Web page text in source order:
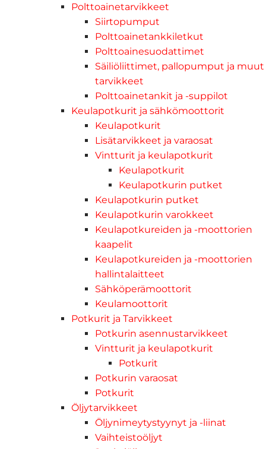
Polttoainetarvikkeet
Siirtopumput
Polttoainetankkiletkut
Polttoainesuodattimet
Säiliöliittimet, pallopumput ja muut
tarvikkeet
Polttoainetankit ja -suppilot
Keulapotkurit ja sähkömoottorit
Keulapotkurit
Lisätarvikkeet ja varaosat
Vintturit ja keulapotkurit
Keulapotkurit
Keulapotkurin putket
Keulapotkurin putket
Keulapotkurin varokkeet
Keulapotkureiden ja -moottorien
kaapelit
Keulapotkureiden ja -moottorien
hallintalaitteet
Sähköperämoottorit
Keulamoottorit
Potkurit ja Tarvikkeet
Potkurin asennustarvikkeet
Vintturit ja keulapotkurit
Potkurit
Potkurin varaosat
Potkurit
Öljytarvikkeet
Öljynimeytystyynyt ja -liinat
Vaihteistoöljyt